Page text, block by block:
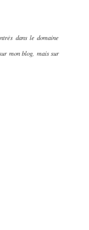
dans le domaine
mon blog, mais sur